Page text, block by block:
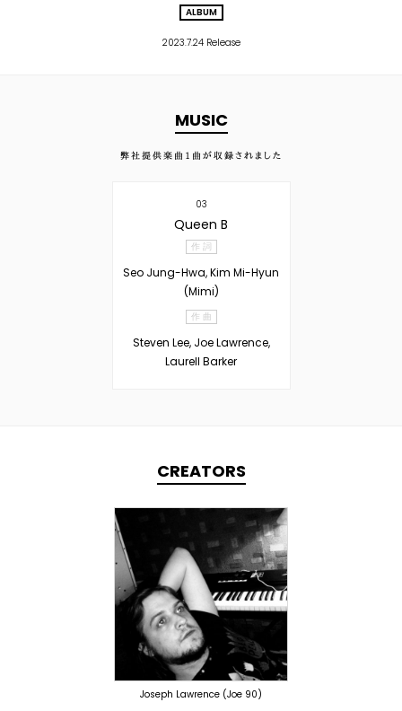
ALBUM
2023.7.24 Release
MUSIC
弊社提供楽曲 1 曲が収録されました
03
Queen B
作 詞
Seo Jung-Hwa, Kim Mi-Hyun
(Mimi)
作 曲
Steven Lee, Joe Lawrence,
Laurell Barker
CREATORS
TOPLINER
PRODUCER
OVERSEAS
Joseph Lawrence (Joe 90)